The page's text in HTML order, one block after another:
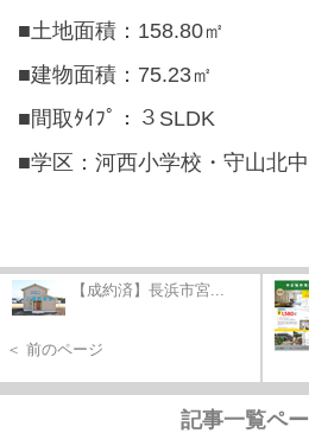
■土地面積：158.80㎡
■建物面積：75.23㎡
■間取ﾀｲﾌﾟ：３SLDK
■学区：河西小学校・守山北
【成約済】長浜市宮...
＜ 前のページ
記事一覧ペ